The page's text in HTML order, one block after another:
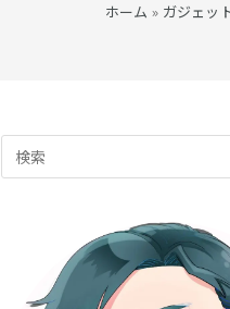
ホーム » ガジェッ